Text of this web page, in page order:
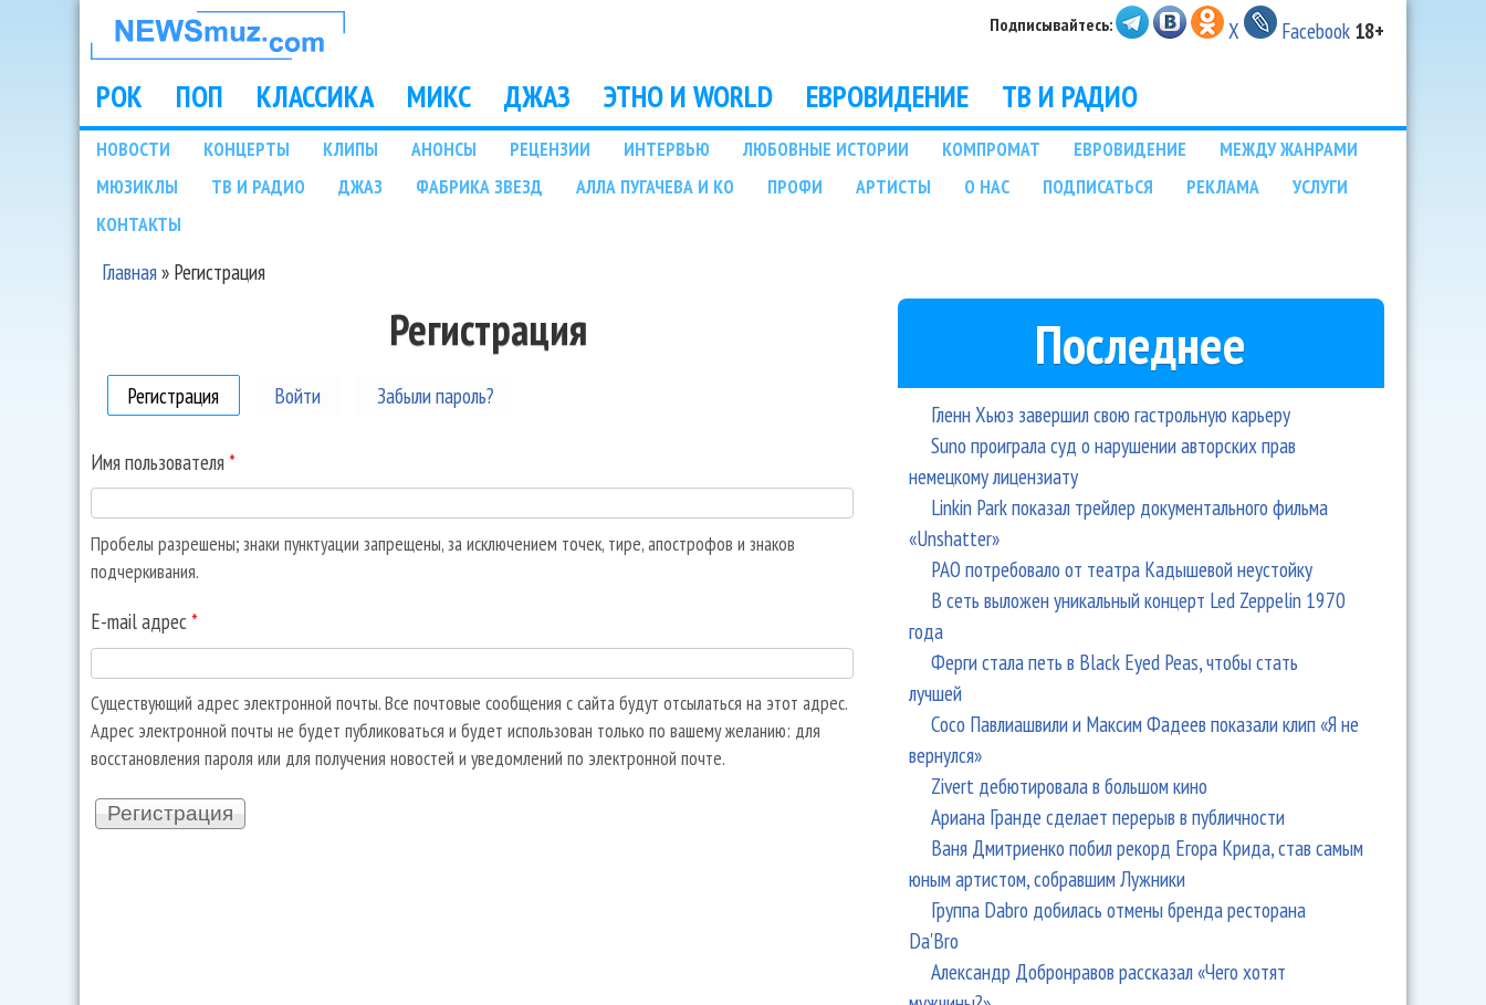
НОВОСТИ
МУЗЫКИ И
ШОУ БИЗНЕСА
NEWSMUZ.COM
Подписывайтесь: X Facebook 18+
Main menu
РОК ПОП КЛАССИКА МИКС ДЖАЗ ЭТНО И WORLD ЕВРОВИДЕНИЕ ТВ И РАДИО
Подразделы
НОВОСТИ КОНЦЕРТЫ КЛИПЫ АНОНСЫ РЕЦЕНЗИИ ИНТЕРВЬЮ ЛЮБОВНЫЕ ИСТОРИИ КОМПРОМАТ ЕВРОВИДЕНИЕ
МЕЖДУ ЖАНРАМИ
МЮЗИКЛЫ
ТВ И РАДИО ДЖАЗ ФАБРИКА ЗВЕЗД АЛЛА ПУГАЧЕВА И КО ПРОФИ АРТИСТЫ О НАС ПОДПИСАТЬСЯ РЕКЛАМА
УСЛУГИ
КОНТАКТЫ
Главная» Регистрация
Регистрация
Регистрация (активная вкладка)
Войти Забыли пароль?
Имя пользователя *
Пробелы разрешены; знаки пунктуации запрещены, за исключением точек, тире, апострофов и знаков
подчеркивания.
E-mail адрес *
Существующий адрес электронной почты. Все почтовые сообщения с сайта будут отсылаться на этот адрес.
Адрес электронной почты не будет публиковаться и будет использован только по вашему желанию: для
восстановления пароля или для получения новостей и уведомлений по электронной почте.
Последнее
Гленн Хьюз завершил свою гастрольную карьеру
Suno проиграла суд о нарушении авторских прав
немецкому лицензиату
Linkin Park показал трейлер документального фильма
«Unshatter»
РАО потребовало от театра Кадышевой неустойку
В сеть выложен уникальный концерт Led Zeppelin 1970
года
Ферги стала петь в Black Eyed Peas, чтобы стать
лучшей
Сосо Павлиашвили и Максим Фадеев показали клип «Я не
вернулся»
Zivert дебютировала в большом кино
Ариана Гранде сделает перерыв в публичности
Ваня Дмитриенко побил рекорд Егора Крида, став самым
юным артистом, собравшим Лужники
Группа Dabro добилась отмены бренда ресторана
Da'Bro
Александр Добронравов рассказал «Чего хотят